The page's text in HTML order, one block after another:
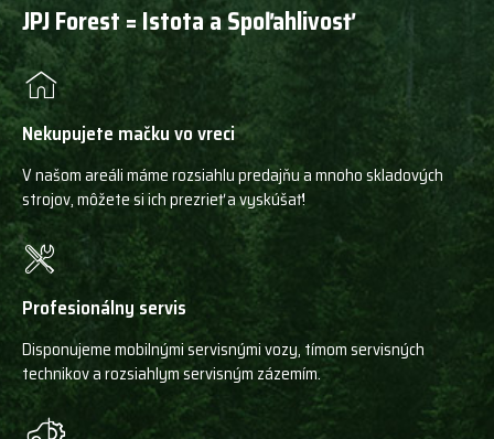
JPJ Forest = Istota a Spoľahlivosť
Nekupujete mačku vo vreci
V našom areáli máme rozsiahlu predajňu a mnoho skladových
strojov, môžete si ich prezrieť a vyskúšať!
Profesionálny servis
Disponujeme mobilnými servisnými vozy, tímom servisných
technikov a rozsiahlym servisným zázemím.